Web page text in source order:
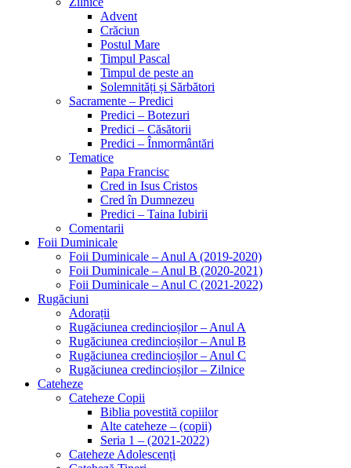
Advent
Crăciun
Postul Mare
Timpul Pascal
Timpul de peste an
Solemnități și Sărbători
Sacramente – Predici
Predici – Botezuri
Predici – Căsătorii
Predici – Înmormântări
Tematice
Papa Francisc
Cred in Isus Cristos
Cred în Dumnezeu
Predici – Taina Iubirii
Comentarii
Foii Duminicale
Foii Duminicale – Anul A (2019-2020)
Foii Duminicale – Anul B (2020-2021)
Foii Duminicale – Anul C (2021-2022)
Rugăciuni
Adorații
Rugăciunea credincioșilor – Anul A
Rugăciunea credincioșilor – Anul B
Rugăciunea credincioșilor – Anul C
Rugăciunea credincioșilor – Zilnice
Cateheze
Cateheze Copii
Biblia povestită copiilor
Alte cateheze – (copii)
Seria 1 – (2021-2022)
Cateheze Adolescenți